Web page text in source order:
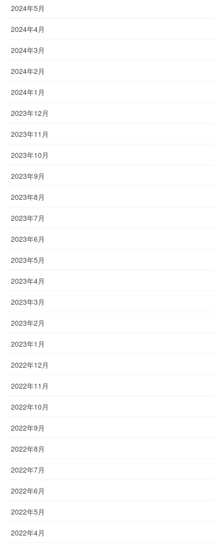
2024年5月
2024年4月
2024年3月
2024年2月
2024年1月
2023年12月
2023年11月
2023年10月
2023年9月
2023年8月
2023年7月
2023年6月
2023年5月
2023年4月
2023年3月
2023年2月
2023年1月
2022年12月
2022年11月
2022年10月
2022年9月
2022年8月
2022年7月
2022年6月
2022年5月
2022年4月